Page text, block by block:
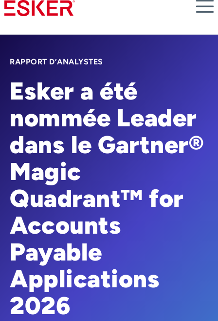
Skip
to
content
RAPPORT D’ANALYSTES
Esker a été
nommée Leader
dans le Gartner®
Magic
Quadrant™ for
Accounts
Payable
Applications
2026